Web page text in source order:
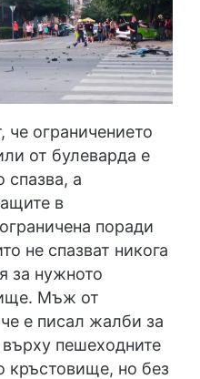
че ограничението
от булеварда е
спазва, а
в
поради
не спазват никога
за нужното
Мъж от
е писал жалби за
пешеходните
кръстовище, но без